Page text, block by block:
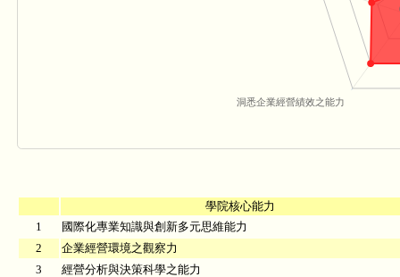
洞悉企業經營績效之能力
學院核心能力
1
國際化專業知識與創新多元思維能力
2
企業經營環境之觀察力
3
經營分析與決策科學之能力